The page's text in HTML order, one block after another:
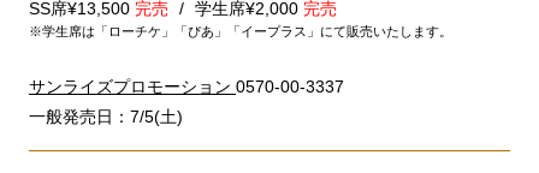
SS席¥13,500 完売 学生席¥2,000 完売
※学生席は「ローチケ」「ぴあ」「イープラス」にて販売いたします。
サンライズプロモーション 0570-00-3337
一般発売日：7/5(土)